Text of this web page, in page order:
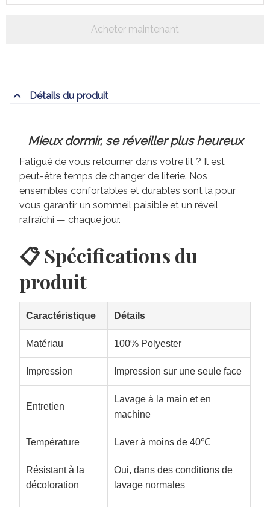
Acheter maintenant
Détails du produit
Mieux dormir, se réveiller plus heureux
Fatigué de vous retourner dans votre lit ? Il est
peut-être temps de changer de literie. Nos
ensembles confortables et durables sont là pour
vous garantir un sommeil paisible et un réveil
rafraîchi — chaque jour.
📋 Spécifications du
produit
Caractéristique Détails
Matériau 100% Polyester
Impression Impression sur une seule face
Entretien
Lavage à la main et en
machine
Température Laver à moins de 40℃
Résistant à la
décoloration
Oui, dans des conditions de
lavage normales